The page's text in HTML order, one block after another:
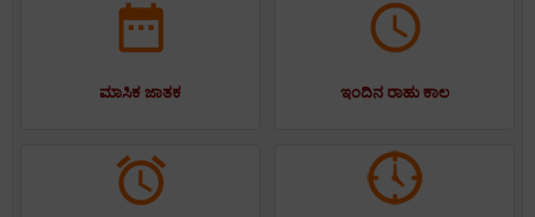
ಮಾಸಿಕ ಜಾತಕ ಇಂದಿನ ರಾಹು ಕಾಲ